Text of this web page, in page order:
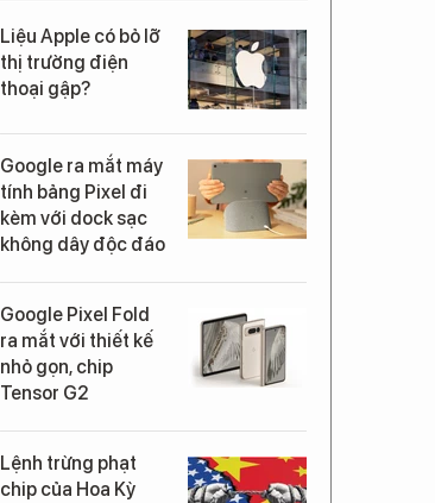
Liệu Apple có bỏ lỡ
thị trường điện
thoại gập?
Google ra mắt máy
tính bảng Pixel đi
kèm với dock sạc
không dây độc đáo
Google Pixel Fold
ra mắt với thiết kế
nhỏ gọn, chip
Tensor G2
Lệnh trừng phạt
chip của Hoa Kỳ